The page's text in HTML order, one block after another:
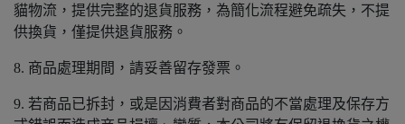
貓物流，提供完整的退貨服務，為簡化流程避免疏失，不提
供換貨，僅提供退貨服務。
8. 商品處理期間，請妥善留存發票。
9. 若商品已拆封，或是因消費者對商品的不當處理及保存方